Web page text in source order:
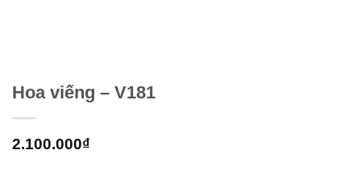
Hoa viếng – V181
2.100.000₫